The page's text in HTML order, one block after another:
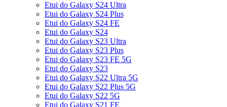
Etui do Galaxy S24 Ultra
Etui do Galaxy S24 Plus
Etui do Galaxy S24 FE
Etui do Galaxy S24
Etui do Galaxy S23 Ultra
Etui do Galaxy S23 Plus
Etui do Galaxy S23 FE 5G
Etui do Galaxy S23
Etui do Galaxy S22 Ultra 5G
Etui do Galaxy S22 Plus 5G
Etui do Galaxy S22 5G
Etui do Galaxy S21 FE